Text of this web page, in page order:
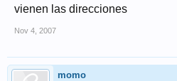
vienen las direcciones
Nov 4, 2007
momo